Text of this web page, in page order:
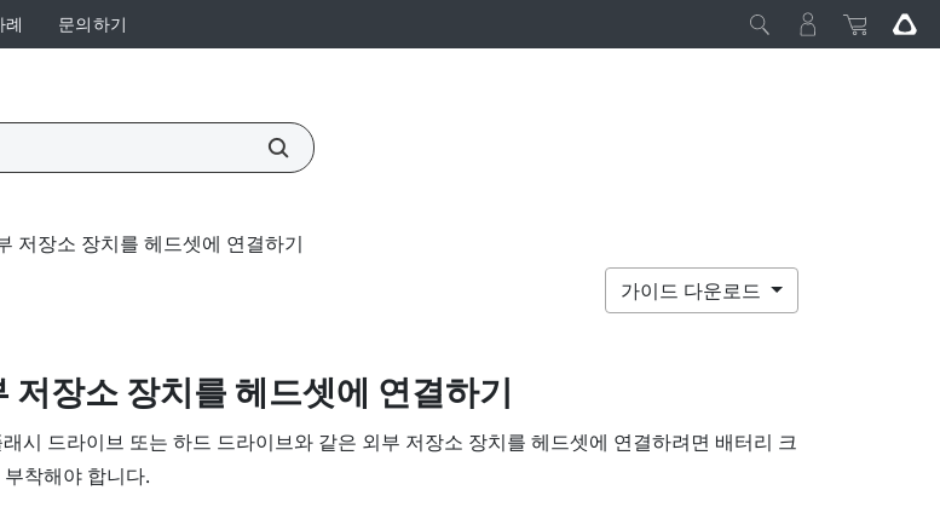
례 문의하기
저장소 장치를 헤드셋에 연결하기
가이드 다운로드
저장소 장치를 헤드셋에 연결하기
래시 드라이브 또는 하드 드라이브와 같은 외부 저장소 장치를 헤드셋에 연결하려면 배터리 크
착해야 합니다.